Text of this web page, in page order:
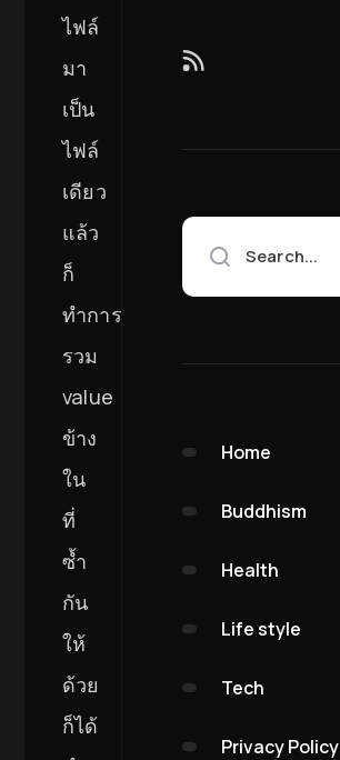
ไฟล์
มา
เป็น
ไฟล์
เดียว
แล้ว
ก็
ทำการ
รวม
value
ข้าง
ใน
ที่
ซ้ำ
กัน
ให้
ด้วย
ก็ได้
Search...
Home
Buddhism
Health
Life style
Tech
Privacy Policy